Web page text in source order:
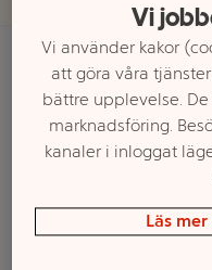
Startsida Kök
Ett exempel på
Köttkvarnar
Vi
Vi använder kakor
att göra våra
bättre upplevelse.
marknadsföring.
kanaler i inloggat
Läs